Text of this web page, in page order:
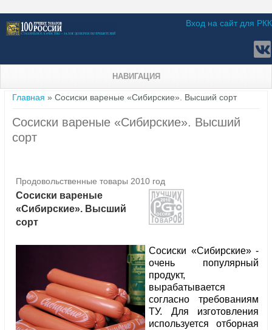
Вход на сайт для РКК
НАВИГАЦИЯ
Вы здесь
Главная » Сосиски вареные «Сибирские». Высший сорт
Сосиски вареные «Сибирские». Высший
сорт
Продовольственные товары 2010 год
Сосиски вареные
«Сибирские». Высший
сорт
Сосиски «Сибирские» -
очень популярный
продукт,
вырабатывается
согласно требованиям
ТУ. Для изготовления
используется отборная